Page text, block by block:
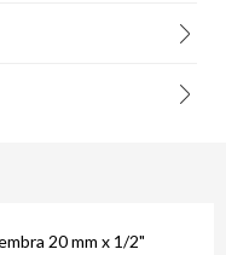
20 mm x 1/2"